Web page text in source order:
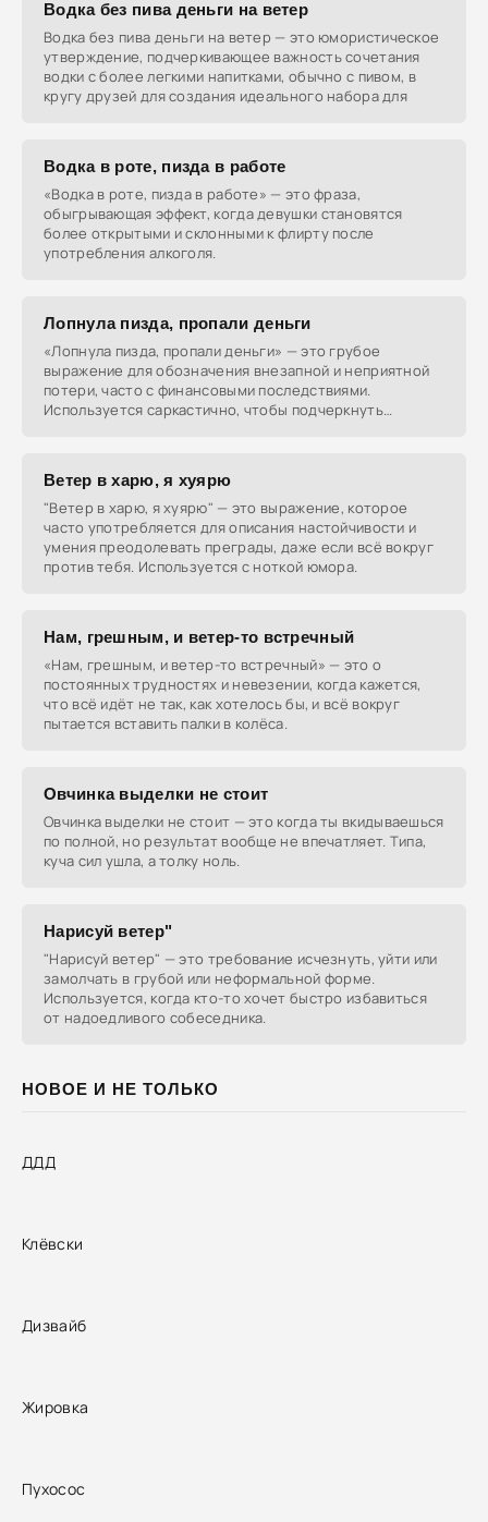
НОВОЕ И НЕ ТОЛЬКО
ДДД
Клёвски
Дизвайб
Жировка
Пухосос
Водка без пива деньги на ветер
Водка без пива деньги на ветер — это юмористическое
утверждение, подчеркивающее важность сочетания
водки с более легкими напитками, обычно с пивом, в
кругу друзей для создания идеального набора для
Водка в роте, пизда в работе
«Водка в роте, пизда в работе» — это фраза,
обыгрывающая эффект, когда девушки становятся
более открытыми и склонными к флирту после
употребления алкоголя.
Лопнула пизда, пропали деньги
«Лопнула пизда, пропали деньги» — это грубое
выражение для обозначения внезапной и неприятной
потери, часто с финансовыми последствиями.
Используется саркастично, чтобы подчеркнуть
Ветер в харю, я хуярю
"Ветер в харю, я хуярю" — это выражение, которое
часто употребляется для описания настойчивости и
умения преодолевать преграды, даже если всё вокруг
против тебя. Используется с ноткой юмора.
Нам, грешным, и ветер-то встречный
«Нам, грешным, и ветер-то встречный» — это о
постоянных трудностях и невезении, когда кажется,
что всё идёт не так, как хотелось бы, и всё вокруг
пытается вставить палки в колёса.
Овчинка выделки не стоит
Овчинка выделки не стоит — это когда ты вкидываешься
по полной, но результат вообще не впечатляет. Типа,
куча сил ушла, а толку ноль.
Нарисуй ветер"
"Нарисуй ветер" — это требование исчезнуть, уйти или
замолчать в грубой или неформальной форме.
Используется, когда кто-то хочет быстро избавиться
от надоедливого собеседника.